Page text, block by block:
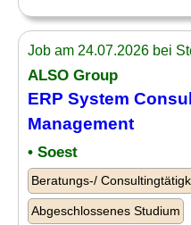
Job am 24.07.2026 bei
ALSO Group
ERP System
Management
• Soest
Beratungs-/
Abgeschlossenes Studium